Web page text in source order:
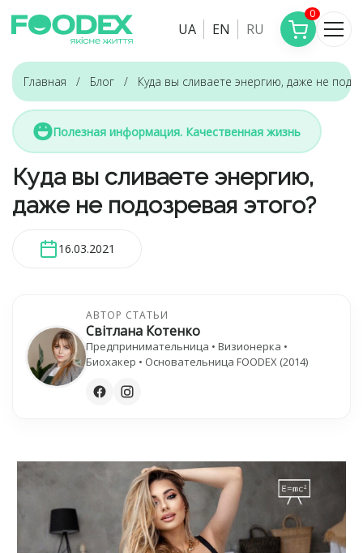
UA EN RU
0
Главная Блог Куда вы сливаете энергию, даже не
Полезная информация. Качественная жизнь
Куда вы сливаете энергию,
даже не подозревая этого?
16.03.2021
АВТОР СТАТЬИ
Світлана Котенко
Предпринимательница • Визионерка •
Биохакер • Основательница FOODEX (2014)